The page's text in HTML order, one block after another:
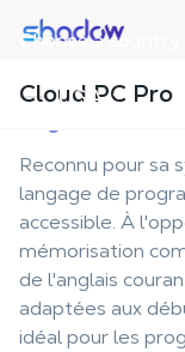
Choose a
USA
Shadow.tech
Cloud PC Pro
Python
Reconnu pour sa
langage de
accessible. À
mémorisation
de l'anglais
adaptées aux
idéal pour les